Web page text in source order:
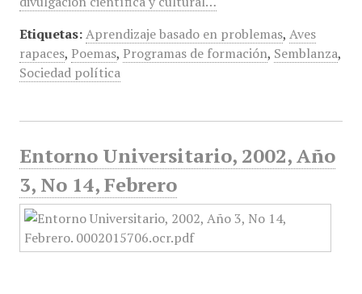
Etiquetas: Aprendizaje basado en problemas, Aves
rapaces, Poemas, Programas de formación, Semblanza,
Sociedad política
Entorno Universitario, 2002, Año
3, No 14, Febrero